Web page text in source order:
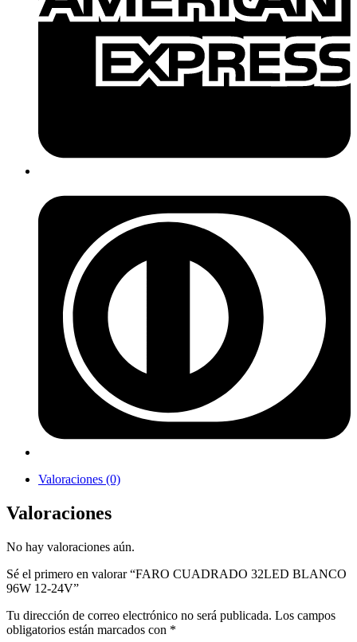
Valoraciones (0)
Valoraciones
No hay valoraciones aún.
Sé el primero en valorar “FARO CUADRADO 32LED BLANCO
96W 12-24V”
Tu dirección de correo electrónico no será publicada. Los campos
obligatorios están marcados con *